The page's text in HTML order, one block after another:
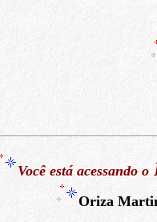
Você está acessando o
Oriza